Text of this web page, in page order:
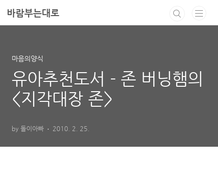
바람부는대로
마음의양식
유아추천도서 - 존 버닝햄의
<지각대장 존>
by 돌이아빠 2010. 2. 25.